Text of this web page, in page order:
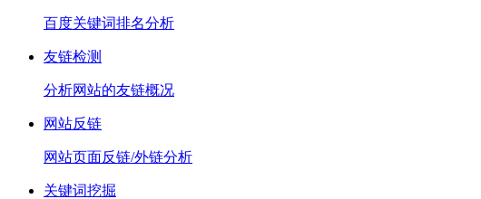
百度关键词排名分析
友链检测
分析网站的友链概况
网站反链
网站页面反链/外链分析
关键词挖掘